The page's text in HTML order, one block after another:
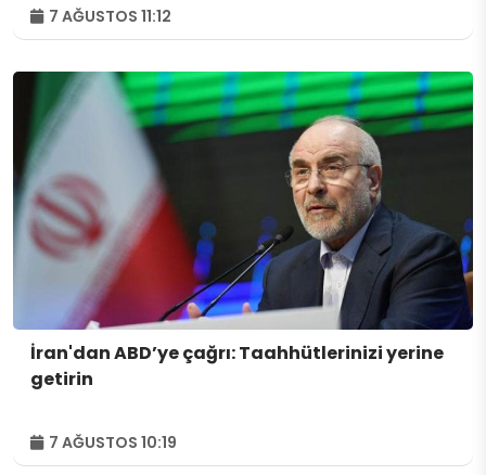
7 AĞUSTOS 11:12
İran'dan ABD’ye çağrı: Taahhütlerinizi yerine
getirin
7 AĞUSTOS 10:19